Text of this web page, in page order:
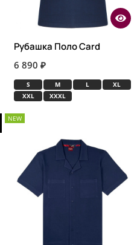
Рубашка Поло Card
6 890 ₽
S M L
XL
XXL
XXXL
NEW